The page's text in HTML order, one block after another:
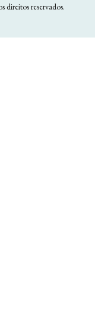
reservados